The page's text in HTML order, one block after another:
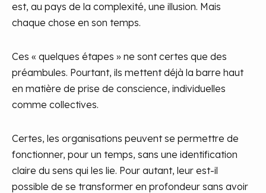
est, au pays de la complexité, une illusion. Mais
chaque chose en son temps.
Ces « quelques étapes » ne sont certes que des
préambules. Pourtant, ils mettent déjà la barre haut
en matière de prise de conscience, individuelles
comme collectives.
Certes, les organisations peuvent se permettre de
fonctionner, pour un temps, sans une identification
claire du sens qui les lie. Pour autant, leur est-il
possible de se transformer en profondeur sans avoir